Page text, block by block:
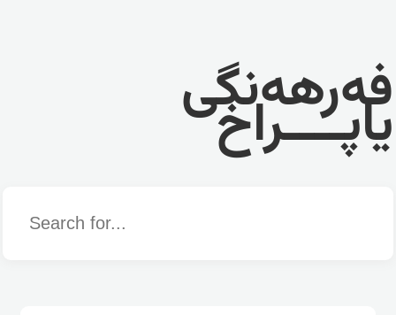
فەرهەنگی
یاپــــراخ
Word